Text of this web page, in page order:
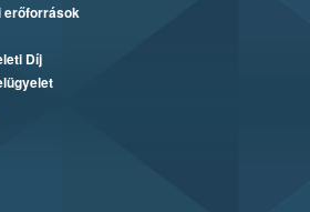
erőforrások
Díj